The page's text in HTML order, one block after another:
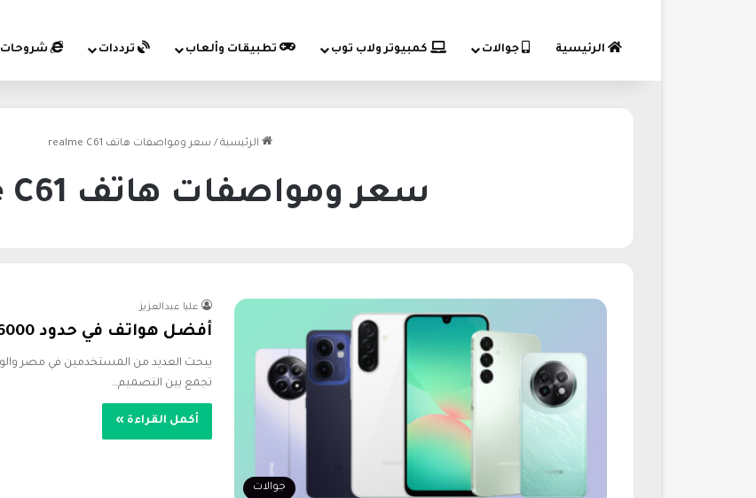
الرئيسية جوالات كمبيوتر ولاب توب تطبيقات وألعاب ترددات شروحات
الرئيسية / سعر ومواصفات هاتف realme C61
سعر ومواصفات هاتف realme C61
جوالات
عليا عبدالعزيز
أفضل هواتف في حدود 6000 جنيه 2026
تجمع بين التصميم…
أكمل القراءة »